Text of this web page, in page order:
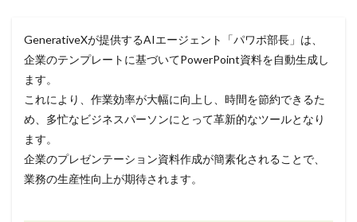
GenerativeXが提供するAIエージェント「パワポ部長」は、
企業のテンプレートに基づいてPowerPoint資料を自動生成し
ます。
これにより、作業効率が大幅に向上し、時間を節約できるた
め、多忙なビジネスパーソンにとって革新的なツールとなり
ます。
企業のプレゼンテーション資料作成が簡素化されることで、
業務の生産性向上が期待されます。